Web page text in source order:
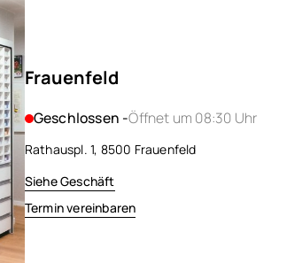
Frauenfeld
Geschlossen -Öffnet um 08:30 Uhr
Rathauspl. 1, 8500 Frauenfeld
Siehe Geschäft
Termin vereinbaren